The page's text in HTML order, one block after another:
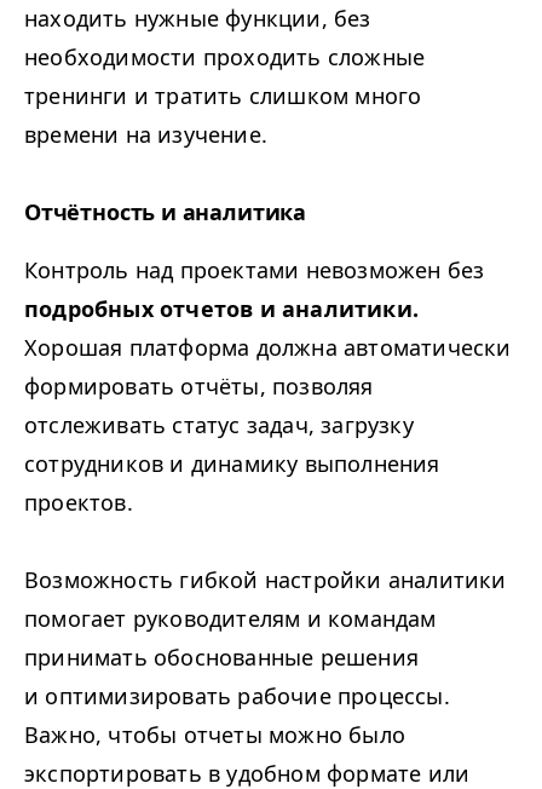
находить нужные функции, без
необходимости проходить сложные
тренинги и тратить слишком много
времени на изучение.
Отчётность и аналитика
Контроль над проектами невозможен без
подробных отчетов и аналитики.
Хорошая платформа должна автоматически
формировать отчёты, позволяя
отслеживать статус задач, загрузку
сотрудников и динамику выполнения
проектов.
Возможность гибкой настройки аналитики
помогает руководителям и командам
принимать обоснованные решения
и оптимизировать рабочие процессы.
Важно, чтобы отчеты можно было
экспортировать в удобном формате или